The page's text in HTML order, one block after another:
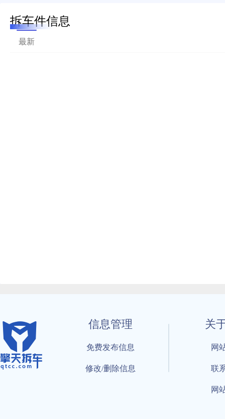
拆车件信息
最新
信息管理
免费发布信息
修改/删除信息
关
网
联
网